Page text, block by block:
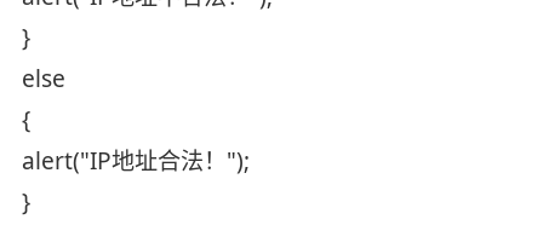
}
else
{
alert("IP地址合法！");
}